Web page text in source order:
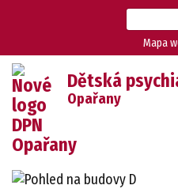
Mapa
Dětská
Opařany